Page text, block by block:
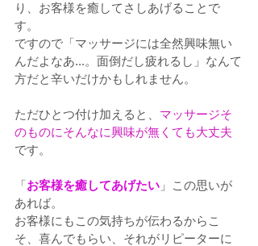
り、お客様を癒してさしあげることで
す。
ですので「マッサージには全然興味無い
んだよなあ...。面倒だし疲れるし」なんて
方だと辛いだけかもしれません。
ただひとつ付け加えると、 マッサージそ
のものにそんなに興味が無くても大丈夫
です。
「お客様を癒してあげたい 」この思いが
あれば。
お客様にもこの気持ちが伝わるからこ
そ、喜んでもらい、それがリピーターに